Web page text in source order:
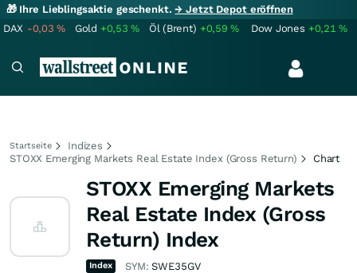
🎁 Ihre Lieblingsaktie geschenkt.→ Jetzt Depot eröffnen
DAX -0,03% Gold +0,53% Öl (Brent) +0,59% Dow Jones +0,21%
Startseite
Indizes
STOXX Emerging Markets Real Estate Index (Gross Return)
Chart
STOXX Emerging Markets
Real Estate Index (Gross
Return) Index
Index SYM:SWE35GV